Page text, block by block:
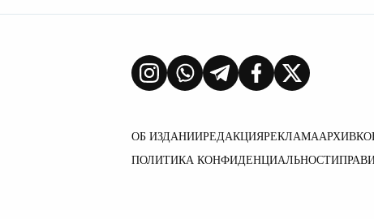
ОБ ИЗДАНИИРЕДАКЦИЯРЕКЛАМААРХИВ
ПОЛИТИКА КОНФИДЕНЦИАЛЬНОСТИ